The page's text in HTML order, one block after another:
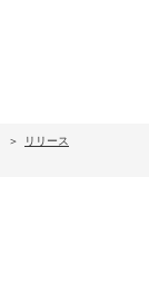
リリース